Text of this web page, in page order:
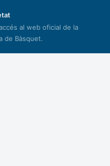
al web oficial de la
de Bàsquet.